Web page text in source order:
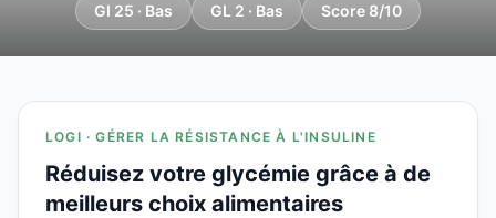
GI 25 · Bas GL 2 · Bas Score 8/10
LOGI · GÉRER LA RÉSISTANCE À L'INSULINE
Réduisez votre glycémie grâce à de
meilleurs choix alimentaires